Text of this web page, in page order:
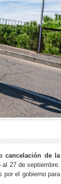
cancelación de la
27 de septiembre.
por el gobierno para